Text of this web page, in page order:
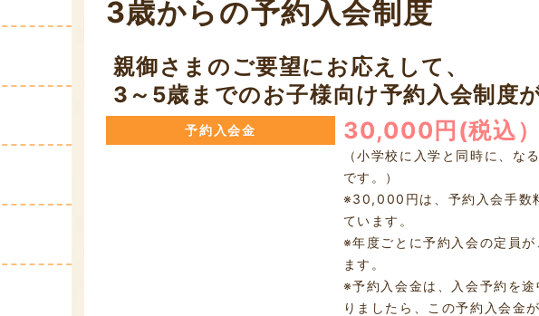
3歳からの予約入会制度
親御さまのご要望にお応えして、
3～5歳までのお子様向け予約入会制度
予約入会金 30,000円(税込）
（小学校に入学と同時に、な
です。）
※30,000円は、予約入会手数
ています。
※年度ごとに予約入会の定員
ます。
※予約入会金は、入会予約を
りましたら、この予約入会金